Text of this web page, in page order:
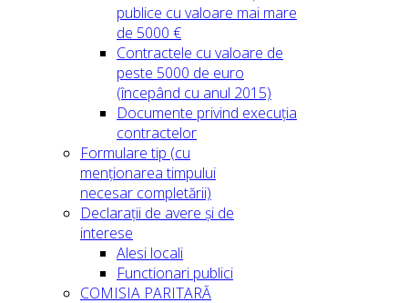
publice cu valoare mai mare
de 5000 €
Contractele cu valoare de
peste 5000 de euro
(începând cu anul 2015)
Documente privind execuția
contractelor
Formulare tip (cu
menționarea timpului
necesar completării)
Declarații de avere și de
interese
Alesi locali
Functionari publici
COMISIA PARITARĂ